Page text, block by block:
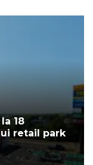
18
retail park